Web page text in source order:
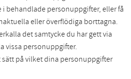
i behandlade personuppgifter, eller få
eller överflödiga borttagna.
det samtycke du har gett via
vissa personuppgifter.
sätt på vilket dina personuppgifter